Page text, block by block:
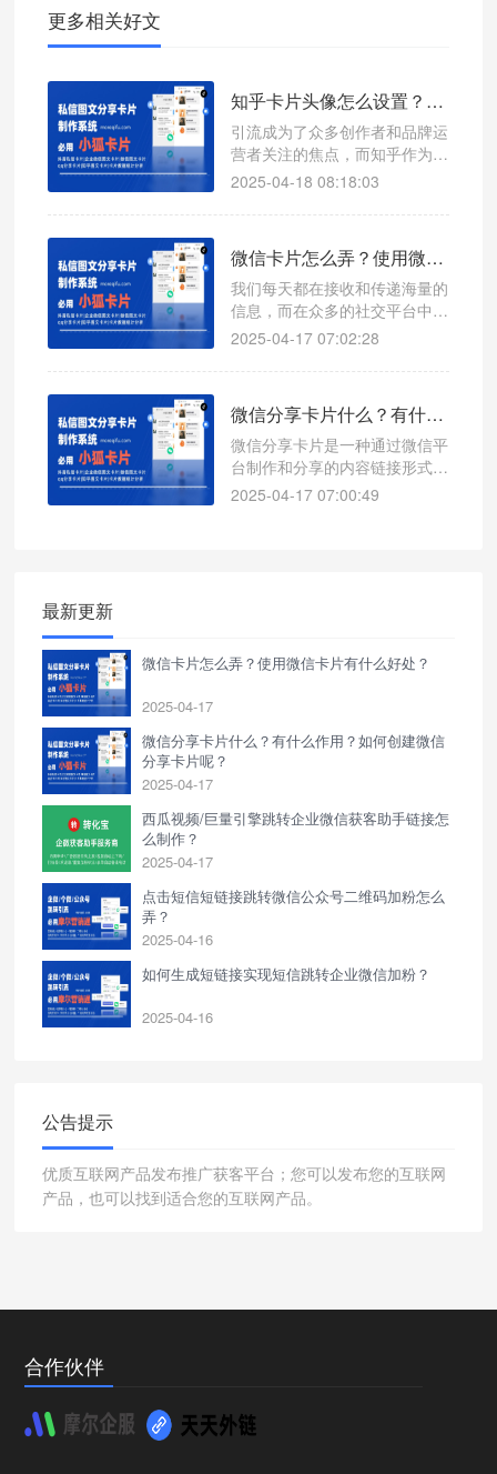
更多相关好文
知乎卡片头像怎么设置？最新操作方法来了！
引流成为了众多创作者和品牌运
营者关注的焦点，而知乎作为一
个汇聚海量知识与智慧的平台，
的重要工具之一。然而，许多用
一个棘手的问题——无法设置个
性化的头像和产品介绍，只能显
示单调的链接网址。这无疑大大
降低了卡片的吸引力和引流效
2025-04-18 08:18:03
微信卡片怎么弄？使用微信卡片有什么好处？
我们每天都在接收和传递海量的
信息，而在众多的社交平台中，
微信无疑是占据着举足轻重的地
自己的微信分享更具吸引力、更
一直在寻找的答案。
2025-04-17 07:02:28
微信分享卡片什么？有什么作用？如何创建微信分享卡片呢？
微信分享卡片是一种通过微信平
台制作和分享的内容链接形式，
它能够将文字、图片、视频等多
力。
2025-04-17 07:00:49
最新更新
微信卡片怎么弄？使用微信卡片有什么好处？
2025-04-17
微信分享卡片什么？有什么作用？如何创建微信
分享卡片呢？
2025-04-17
西瓜视频/巨量引擎跳转企业微信获客助手链接怎
么制作？
2025-04-17
点击短信短链接跳转微信公众号二维码加粉怎么
弄？
2025-04-16
如何生成短链接实现短信跳转企业微信加粉？
2025-04-16
公告提示
优质互联网产品发布推广获客平台；您可以发布您的互联网
产品，也可以找到适合您的互联网产品。
合作伙伴